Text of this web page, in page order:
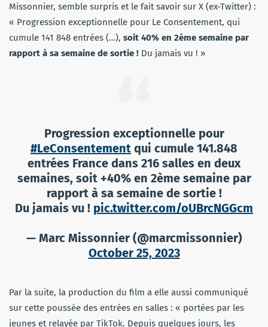
Missonnier, semble surpris et le fait savoir sur X (ex-Twitter) :
« Progression exceptionnelle pour Le Consentement, qui
cumule 141 848 entrées (…), soit 40% en 2ème semaine par
rapport à sa semaine de sortie ! Du jamais vu ! »
Progression exceptionnelle pour
#LeConsentement qui cumule 141.848
entrées France dans 216 salles en deux
semaines, soit +40% en 2ème semaine par
rapport à sa semaine de sortie !
Du jamais vu ! pic.twitter.com/oUBrcNGGcm
— Marc Missonnier (@marcmissonnier)
October 25, 2023
Par la suite, la production du film a elle aussi communiqué
sur cette poussée des entrées en salles : « portées par les
jeunes et relayée par TikTok. Depuis quelques jours, les